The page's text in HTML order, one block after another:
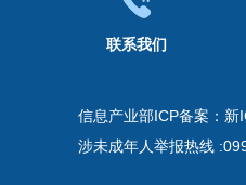
联系我们
信息产业部ICP备案： 新
涉未成年人举报热线